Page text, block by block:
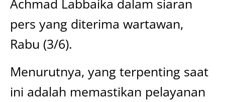
Achmad Labbaika dalam siaran
pers yang diterima wartawan,
Rabu (3/6).
Menurutnya, yang terpenting saat
ini adalah memastikan pelayanan